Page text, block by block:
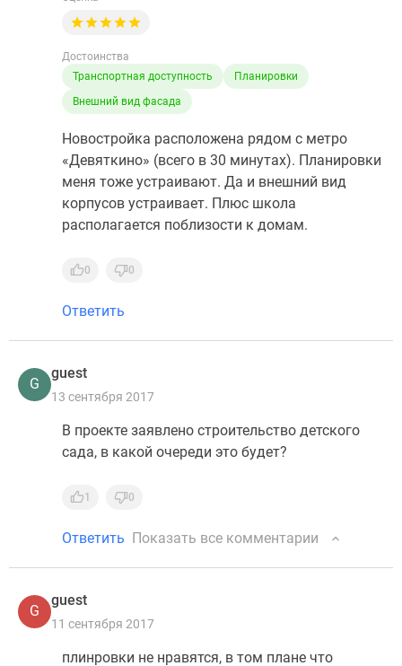
Достоинства
Транспортная доступность
Планировки
Внешний вид фасада
Новостройка расположена рядом с метро
«Девяткино» (всего в 30 минутах). Планировки
меня тоже устраивают. Да и внешний вид
корпусов устраивает. Плюс школа
располагается поблизости к домам.
0 0
Ответить
G
guest
13 сентября 2017
В проекте заявлено строительство детского
сада, в какой очереди это будет?
1 0
Ответить Показать все комментарии
G
guest
11 сентября 2017
плинровки не нравятся, в том плане что